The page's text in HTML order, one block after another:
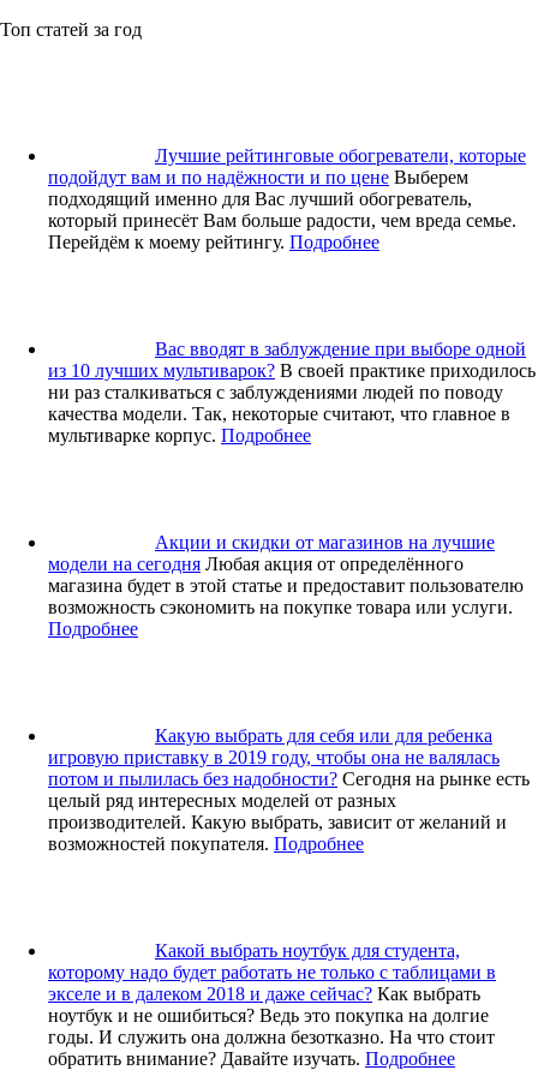
Топ статей за год
Лучшие рейтинговые обогреватели, которые
подойдут вам и по надёжности и по цене Выберем
подходящий именно для Вас лучший обогреватель,
который принесёт Вам больше радости, чем вреда семье.
Перейдём к моему рейтингу. Подробнее
Вас вводят в заблуждение при выборе одной
из 10 лучших мультиварок? В своей практике приходилось
ни раз сталкиваться с заблуждениями людей по поводу
качества модели. Так, некоторые считают, что главное в
мультиварке корпус. Подробнее
Акции и скидки от магазинов на лучшие
модели на сегодня Любая акция от определённого
магазина будет в этой статье и предоставит пользователю
возможность сэкономить на покупке товара или услуги.
Подробнее
Какую выбрать для себя или для ребенка
игровую приставку в 2019 году, чтобы она не валялась
потом и пылилась без надобности? Сегодня на рынке есть
целый ряд интересных моделей от разных
производителей. Какую выбрать, зависит от желаний и
возможностей покупателя. Подробнее
Какой выбрать ноутбук для студента,
которому надо будет работать не только с таблицами в
экселе и в далеком 2018 и даже сейчас? Как выбрать
ноутбук и не ошибиться? Ведь это покупка на долгие
годы. И служить она должна безотказно. На что стоит
обратить внимание? Давайте изучать. Подробнее